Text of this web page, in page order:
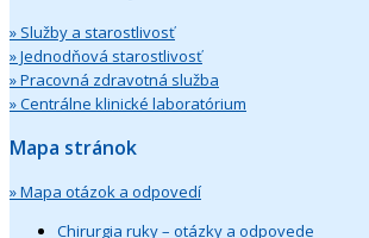
» Služby a starostlivosť
» Jednodňová starostlivosť
» Pracovná zdravotná služba
» Centrálne klinické laboratórium
Mapa stránok
» Mapa otázok a odpovedí
Chirurgia ruky – otázky a odpovede